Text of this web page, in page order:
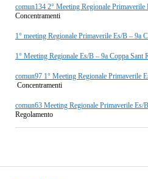
comun134 2° Meeting Regionale Primaverile
Concentramenti
1° meeting Regionale Primaverile Es/B – 9a
1° Meeting Regionale Es/B – 9a Coppa
comun97 1° Meeting Regionale Primaverile
Concentramenti
comun63 Meeting Regionale Primaverile Es/
Regolamento